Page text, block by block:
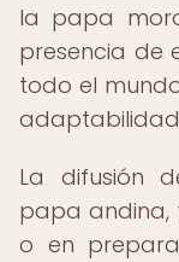
la papa
presencia de
todo el
La difusión
papa andina,
o en